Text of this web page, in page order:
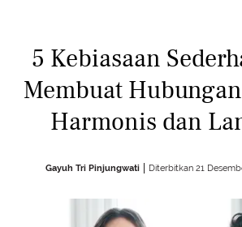
5 Kebiasaan
Membuat
Harmonis dan
Gayuh Tri Pinjungwati Diterbitkan 21